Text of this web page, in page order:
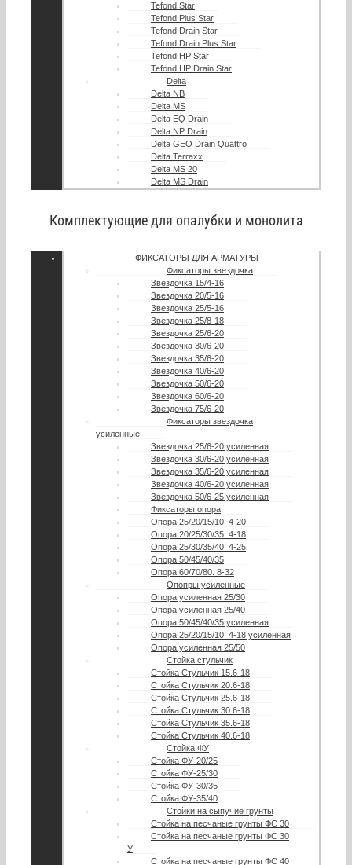
Tefond Star
Tefond Plus Star
Tefond Drain Star
Tefond Drain Plus Star
Tefond HP Star
Tefond HP Drain Star
Delta
Delta NB
Delta MS
Delta EQ Drain
Delta NP Drain
Delta GEO Drain Quattro
Delta Terraxx
Delta MS 20
Delta MS Drain
Комплектующие для опалубки и монолита
ФИКСАТОРЫ ДЛЯ АРМАТУРЫ
Фиксаторы звездочка
Звездочка 15/4-16
Звездочка 20/5-16
Звездочка 25/5-16
Звездочка 25/8-18
Звездочка 25/6-20
Звездочка 30/6-20
Звездочка 35/6-20
Звездочка 40/6-20
Звездочка 50/6-20
Звездочка 60/6-20
Звездочка 75/6-20
Фиксаторы звездочка
усиленные
Звездочка 25/6-20 усиленная
Звездочка 30/6-20 усиленная
Звездочка 35/6-20 усиленная
Звездочка 40/6-20 усиленная
Звездочка 50/6-25 усиленная
Фиксаторы опора
Опора 25/20/15/10. 4-20
Опора 20/25/30/35. 4-18
Опора 25/30/35/40. 4-25
Опора 50/45/40/35
Опора 60/70/80. 8-32
Опопры усиленные
Опора усиленная 25/30
Опора усиленная 25/40
Опора 50/45/40/35 усиленная
Опора 25/20/15/10. 4-18 усиленная
Опора усиленная 25/50
Стойка стульчик
Стойка Стульчик 15.6-18
Стойка Стульчик 20.6-18
Стойка Стульчик 25.6-18
Стойка Стульчик 30.6-18
Стойка Стульчик 35.6-18
Стойка Стульчик 40.6-18
Стойка ФУ
Стойка ФУ-20/25
Стойка ФУ-25/30
Стойка ФУ-30/35
Стойка ФУ-35/40
Стойки на сыпучие грунты
Стойка на песчаные грунты ФС 30
Стойка на песчаные грунты ФС 30
У
Стойка на песчаные грунты ФС 40